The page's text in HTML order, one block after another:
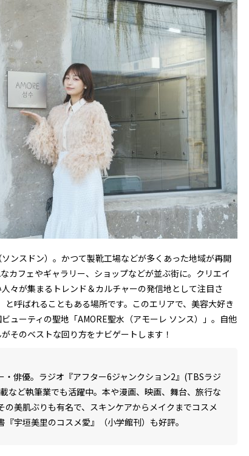
ンスドン）。かつて製靴工場などが多くあった地域が再開
カフェやギャラリー、ショップなどが並ぶ街に。クリエイ
々が集まるトレンド＆カルチャーの発信地として注目さ
呼ばれることもある場所です。このエリアで、美容大好き
ューティの聖地「AMORE聖水（アモーレ ソンス）」。自他
そのベストな回り方をナビゲートします！
・俳優。 ラジオ『アフター6ジャンクション2』 (TBSラジ
など執筆業でも活躍中。本や漫画、映画、舞台、旅行な
の美肌ぶりも有名で、スキンケアからメイクまでコスメ
宇垣美里のコスメ愛』（小学館刊）も好評。